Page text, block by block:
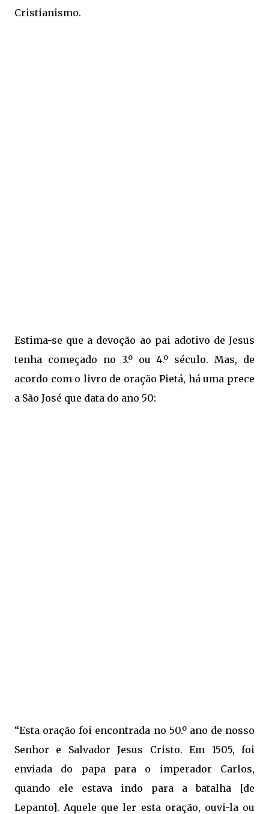
Cristianismo.
Estima-se que a devoção ao pai adotivo de Jesus
tenha começado no 3.º ou 4.º século. Mas, de
acordo com o livro de oração Pietá, há uma prece
a São José que data do ano 50:
“Esta oração foi encontrada no 50.º ano de nosso
Senhor e Salvador Jesus Cristo. Em 1505, foi
enviada do papa para o imperador Carlos,
quando ele estava indo para a batalha [de
Lepanto]. Aquele que ler esta oração, ouvi-la ou